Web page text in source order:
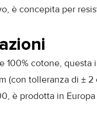
è concepita per
100% cotone,
(con tolleranza di ±
è prodotta in